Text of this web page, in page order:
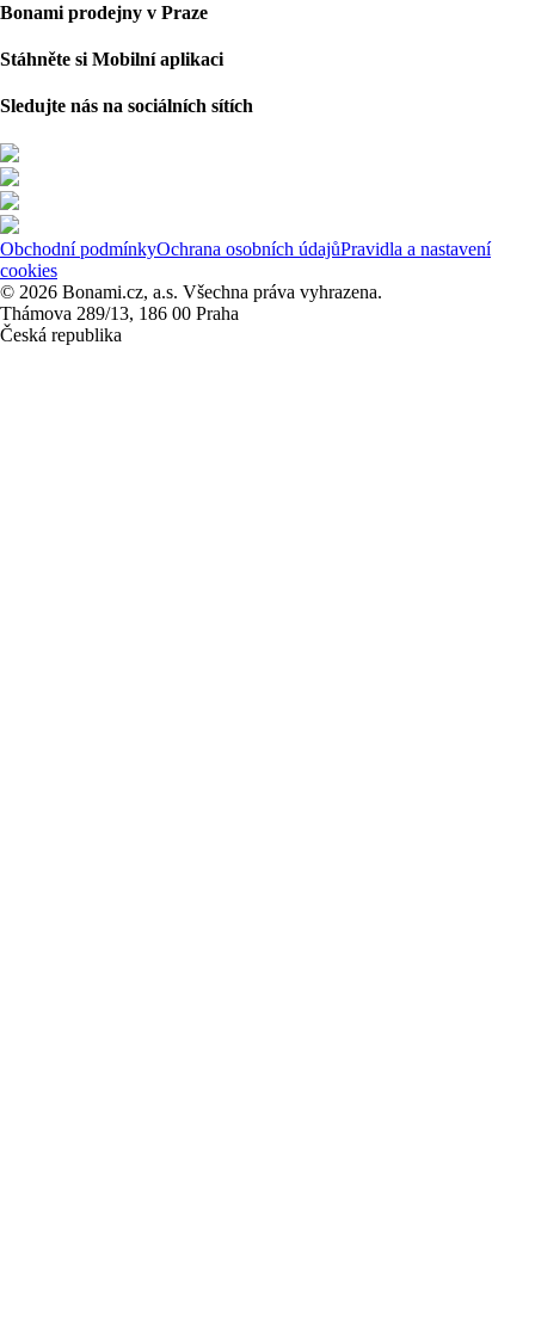
Bonami prodejny v Praze
Stáhněte si Mobilní aplikaci
Sledujte nás na sociálních sítích
Obchodní podmínkyOchrana osobních údajůPravidla a nastavení
cookies
© 2026 Bonami.cz, a.s. Všechna práva vyhrazena.
Thámova 289/13, 186 00 Praha
Česká republika